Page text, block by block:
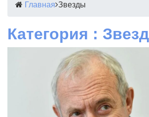
Главная Звезды
Категория :